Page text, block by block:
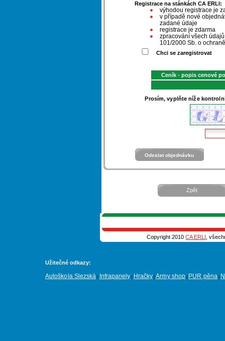
Registrace na stánkách CA ERLI:
výhodou registrace je
v případě nové
zadané údaje
registrace je zdarma
zpracování všech
101/2000 Sb. o
Chci se zaregistrovat
Ceník - popis cenové
Prosím, vyplňte níže
Zpět
Copyright 2010CA ERLI ,
Užitečné odkazy:
Autoškola Slezská Infrapanely Hračky |Army shop PUR pěna|